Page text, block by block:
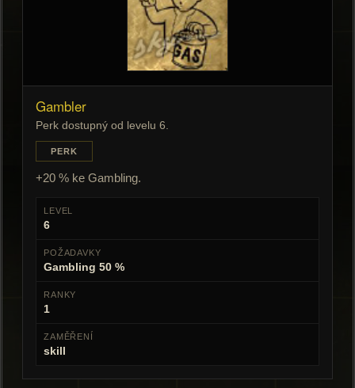
Gambler
Perk dostupný od levelu 6.
PERK
+20 % ke Gambling.
LEVEL
6
POŽADAVKY
Gambling 50 %
RANKY
1
ZAMĚŘENÍ
skill